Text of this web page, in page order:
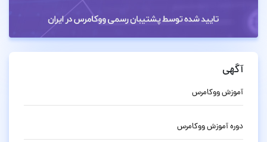
آگهی
آموزش ووکامرس
دوره آموزش ووکامرس